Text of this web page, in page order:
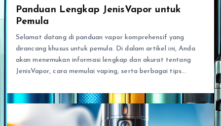
Panduan Lengkap JenisVapor untuk
Pemula
Selamat datang di panduan vapor komprehensif yang
dirancang khusus untuk pemula. Di dalam artikel ini, Anda
akan menemukan informasi lengkap dan akurat tentang
JenisVapor, cara memulai vaping, serta berbagai tips…